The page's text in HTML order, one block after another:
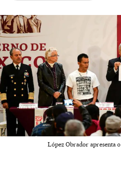
López Obrador apresenta